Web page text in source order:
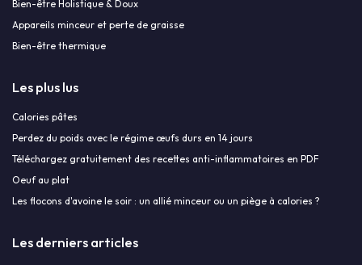
Bien-être Holistique & Doux
Appareils minceur et perte de graisse
Bien-être thermique
Les plus lus
Calories pâtes
Perdez du poids avec le régime œufs durs en 14 jours
Téléchargez gratuitement des recettes anti-inflammatoires en PDF
Oeuf au plat
Les flocons d'avoine le soir : un allié minceur ou un piège à calories ?
Les derniers articles